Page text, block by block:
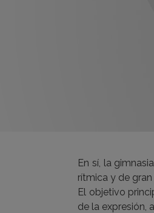
En sí, la
rítmica y de
El objetivo
de la expresión,